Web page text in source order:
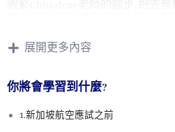
新加坡空姐Singapore Girl 享譽全
展開更多內容
你將會學習到什麼?
1.新加坡航空應試之前